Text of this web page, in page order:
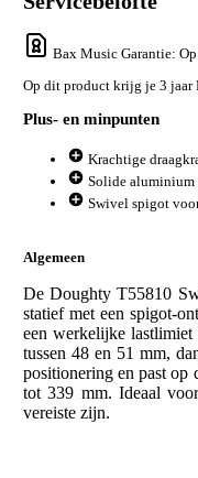
Bax Music Garantie:
Op dit product krijg je 3 jaar
Plus- en minpunten
Krachtige
Solide
Swivel spigot
Algemeen
De Doughty T55810
statief met een spigot-
een werkelijke lastlimiet
tussen 48 en 51 mm,
positionering en past op
tot 339 mm. Ideaal
vereiste zijn.